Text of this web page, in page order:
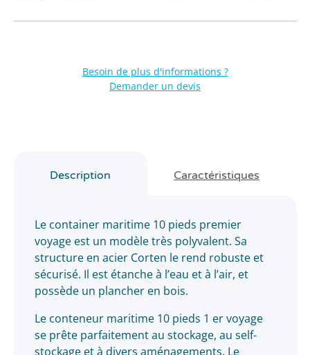
Besoin de plus d'informations ?
Demander un devis
Description Caractéristiques
Le container maritime 10 pieds premier
voyage est un modèle très polyvalent. Sa
structure en acier Corten le rend robuste et
sécurisé. Il est étanche à l’eau et à l’air, et
possède un plancher en bois.
Le conteneur maritime 10 pieds 1 er voyage
se prête parfaitement au stockage, au self-
stockage et à divers aménagements. Le